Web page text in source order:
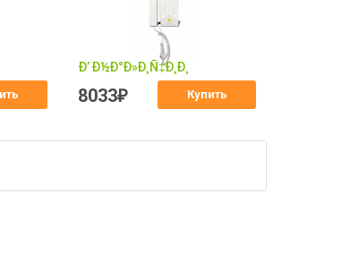
8033₽ Купить